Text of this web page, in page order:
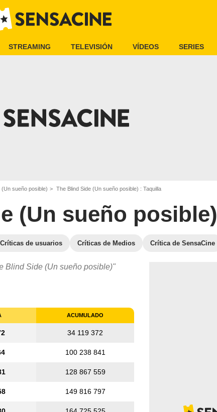
STREAMING TELEVISIÓN VÍDEOS SERIES
(Un sueño posible) The Blind Side (Un sueño posible) : Taquilla
(Un sueño posible)
Críticas de usuarios Críticas de Medios Crítica de SensaCine
Blind Side (Un sueño posible)"
ACUMULADO
34 119 372
100 238 841
128 867 559
149 816 797